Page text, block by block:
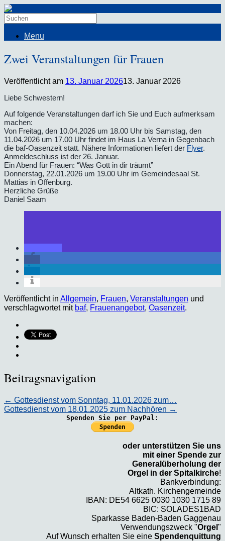
Menu
Zwei Veranstaltungen für Frauen
Veröffentlicht am 13. Januar 202613. Januar 2026
Liebe Schwestern!
Auf folgende Veranstaltungen darf ich Sie und Euch aufmerksam
machen:
Von Freitag, den 10.04.2026 um 18.00 Uhr bis Samstag, den
11.04.2026 um 17.00 Uhr findet im Haus La Verna in Gegenbach
die baf-Oasenzeit statt. Nähere Informationen liefert der Flyer.
Anmeldeschluss ist der 26. Januar.
Ein Abend für Frauen: “Was Gott in dir träumt”
Donnerstag, 22.01.2026 um 19.00 Uhr im Gemeindesaal St.
Mattias in Offenburg.
Herzliche Grüße
Daniel Saam
Veröffentlicht in Allgemein, Frauen, Veranstaltungen und
verschlagwortet mit baf, Frauenangebot, Oasenzeit.
Beitragsnavigation
← Gottesdienst vom Sonntag, 11.01.2026 zum…
Gottesdienst vom 18.01.2025 zum Nachhören →
Spenden Sie per PayPal:
oder unterstützen Sie uns
mit einer Spende zur
Generalüberholung der
Orgel in der Spitalkirche!
Bankverbindung:
Altkath. Kirchengemeinde
IBAN: DE54 6625 0030 1030 1715 89
BIC: SOLADES1BAD
Sparkasse Baden-Baden Gaggenau
Verwendungszweck "Orgel "
Auf Wunsch erhalten Sie eine Spendenquittung